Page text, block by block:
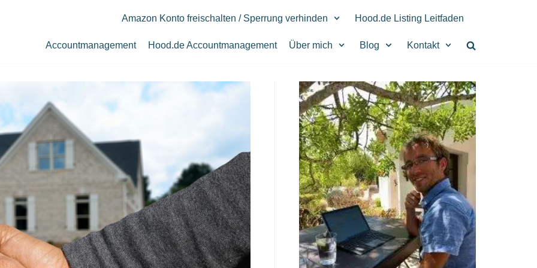
Amazon Konto freischalten / Sperrung verhinden Hood.de Listing Leitfaden
Accountmanagement Hood.de Accountmanagement Über mich Blog Kontakt